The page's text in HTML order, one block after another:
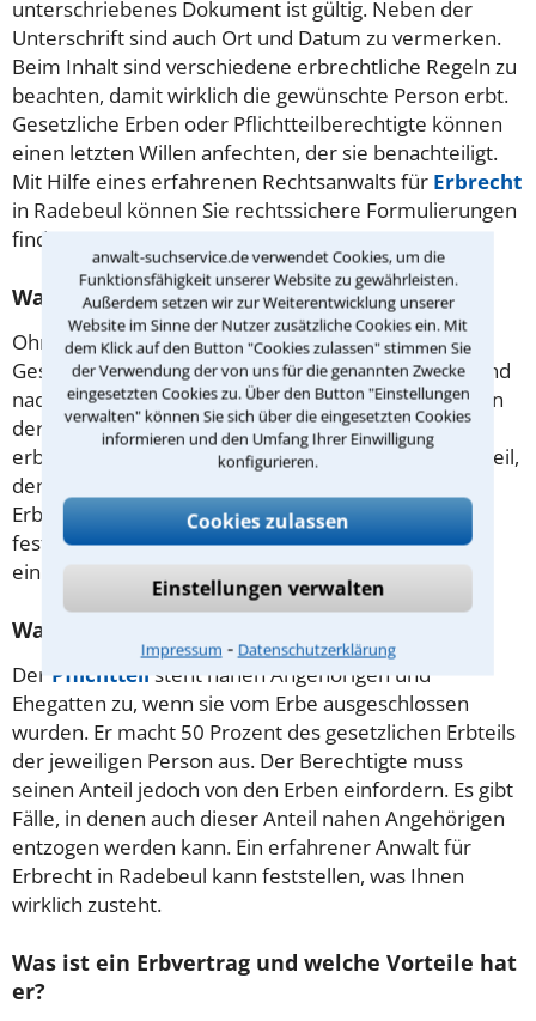
anwalt-suchservice.de verwendet Cookies, um die
Funktionsfähigkeit unserer Website zu gewährleisten.
Außerdem setzen wir zur Weiterentwicklung unserer
Website im Sinne der Nutzer zusätzliche Cookies ein. Mit
dem Klick auf den Button "Cookies zulassen" stimmen Sie
der Verwendung der von uns für die genannten Zwecke
eingesetzten Cookies zu. Über den Button "Einstellungen
verwalten" können Sie sich über die eingesetzten Cookies
informieren und den Umfang Ihrer Einwilligung
konfigurieren.
Cookies zulassen
Einstellungen verwalten
Impressum ⁃ Datenschutzerklärung
unterschriebenes Dokument ist gültig. Neben der
Unterschrift sind auch Ort und Datum zu vermerken.
Beim Inhalt sind verschiedene erbrechtliche Regeln zu
beachten, damit wirklich die gewünschte Person erbt.
Gesetzliche Erben oder Pflichtteilberechtigte können
einen letzten Willen anfechten, der sie benachteiligt.
Mit Hilfe eines erfahrenen Rechtsanwalts für Erbrecht
in Radebeul können Sie rechtssichere Formulierungen
finden.
Was man über die Erbfolge wissen muss!
Ohne schriftlichen letzten Willen gilt nur, was im
Gesetz steht. Abkömmlinge wie Kinder und Enkel sind
nach dem Gesetz als Erben erster Ordnung zuerst an
der Reihe. Auch Ehegatten sind per Gesetz
erbberechtigt. Ihr fester Erbanteil reduziert den Anteil,
den die Verwandten bekommen. Ein Anwalt für
Erbrecht in Radebeul kann Ihnen dabei helfen,
festzustellen, welche Stelle in der Rangfolge Sie
einnehmen.
Was sollte man über den Pflichtteil wissen?
Der Pflichtteil steht nahen Angehörigen und
Ehegatten zu, wenn sie vom Erbe ausgeschlossen
wurden. Er macht 50 Prozent des gesetzlichen Erbteils
der jeweiligen Person aus. Der Berechtigte muss
seinen Anteil jedoch von den Erben einfordern. Es gibt
Fälle, in denen auch dieser Anteil nahen Angehörigen
entzogen werden kann. Ein erfahrener Anwalt für
Erbrecht in Radebeul kann feststellen, was Ihnen
wirklich zusteht.
Was ist ein Erbvertrag und welche Vorteile hat
er?